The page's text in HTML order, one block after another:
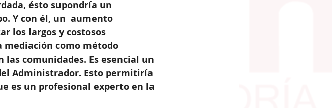
ésto supondría un
Y con él, un  aumento
los largos y costosos
como método
comunidades. Es esencial un
Administrador. Esto permitiría
es un profesional experto en la